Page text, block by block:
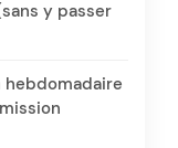
y passer
hebdomadaire